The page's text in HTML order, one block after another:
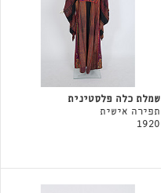
שמלת כלה פלסטינית
תפירה אישית
1920